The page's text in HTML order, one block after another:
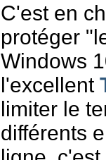
C'est en
protéger
Windows
l'excellent
limiter le
différents